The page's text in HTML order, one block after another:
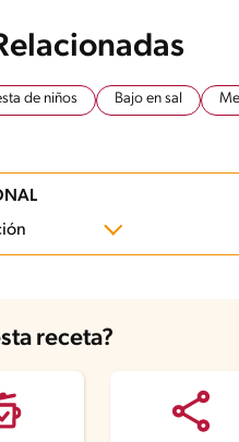
de niños Bajo en sal
receta?